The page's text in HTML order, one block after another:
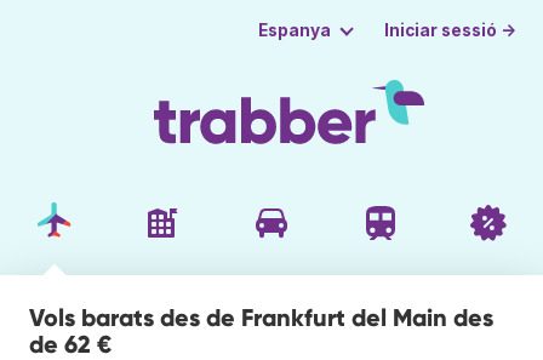
Espanya Iniciar sessió →
Vols barats des de Frankfurt del Main des
de 62 €